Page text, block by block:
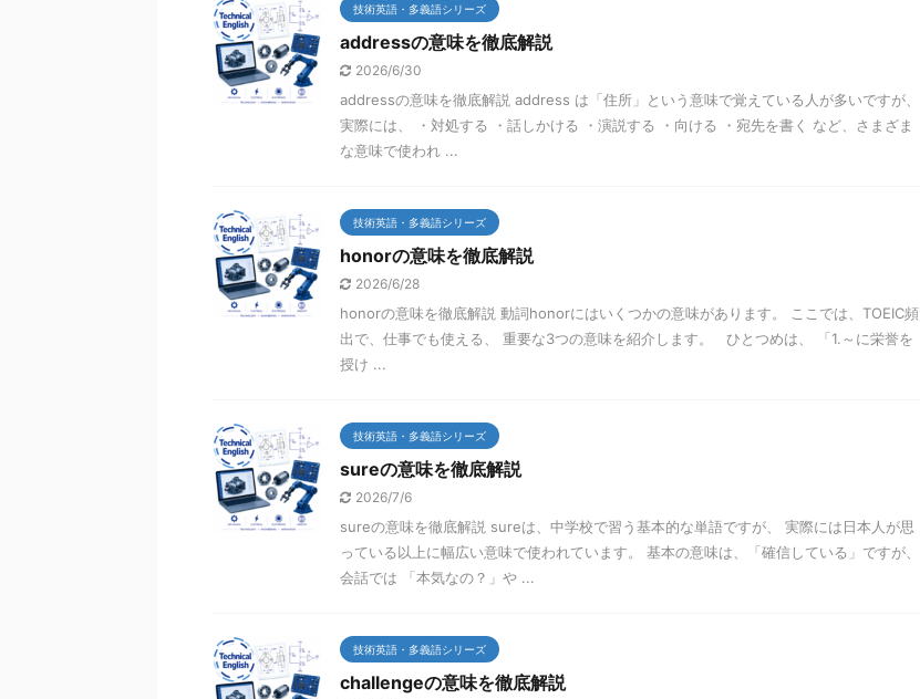
技術英語・多義語シリーズ
addressの意味を徹底解説
2026/6/30
addressの意味を徹底解説 address は「住所」という意味で覚えている人が多いですが、
実際には、 ・対処する ・話しかける ・演説する ・向ける ・宛先を書く など、さまざま
な意味で使われ ...
技術英語・多義語シリーズ
honorの意味を徹底解説
2026/6/28
honorの意味を徹底解説 動詞honorにはいくつかの意味があります。 ここでは、TOEIC頻
出で、仕事でも使える、 重要な3つの意味を紹介します。 ひとつめは、 「1.～に栄誉を
授け ...
技術英語・多義語シリーズ
sureの意味を徹底解説
2026/7/6
sureの意味を徹底解説 sureは、中学校で習う基本的な単語ですが、 実際には日本人が思
っている以上に幅広い意味で使われています。 基本の意味は、「確信している」ですが、
会話では 「本気なの？」や ...
技術英語・多義語シリーズ
challengeの意味を徹底解説